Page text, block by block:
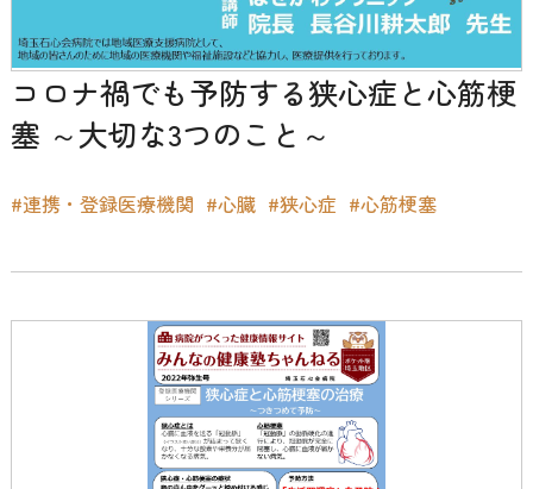
コロナ禍でも予防する狭心症と心筋梗
塞 ～大切な3つのこと～
#連携・登録医療機関 #心臓 #狭心症 #心筋梗塞